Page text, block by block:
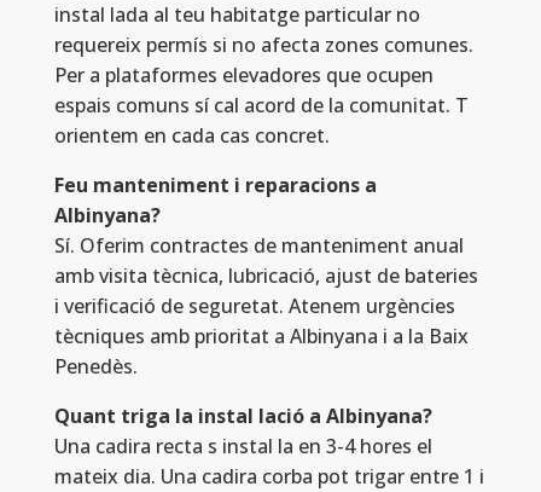
instal lada al teu habitatge particular no
requereix permís si no afecta zones comunes.
Per a plataformes elevadores que ocupen
espais comuns sí cal acord de la comunitat. T
orientem en cada cas concret.
Feu manteniment i reparacions a
Albinyana?
Sí. Oferim contractes de manteniment anual
amb visita tècnica, lubricació, ajust de bateries
i verificació de seguretat. Atenem urgències
tècniques amb prioritat a Albinyana i a la Baix
Penedès.
Quant triga la instal lació a Albinyana?
Una cadira recta s instal la en 3-4 hores el
mateix dia. Una cadira corba pot trigar entre 1 i